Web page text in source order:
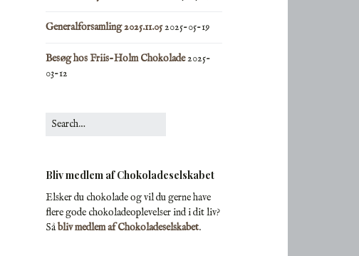
Generalforsamling 2025.11.052025-05-19
Besøg hos Friis-Holm Chokolade2025-
03-12
Search for:
Bliv medlem af Chokoladeselskabet
Elsker du chokolade og vil du gerne have
flere gode chokoladeoplevelser ind i dit liv?
Såbliv medlem af Chokoladeselskabet.